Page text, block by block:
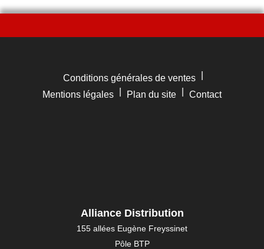
Conditions générales de ventes
Mentions légales
Plan du site Contact
Alliance Distribution
155 allées Eugène Freyssinet
Pôle BTP